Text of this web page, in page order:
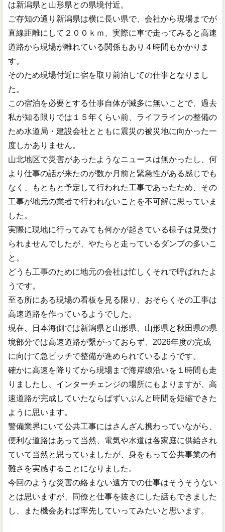
は新潟県と山形県との県境付近。
ご存知の通り新潟県は横に長い県で、会社から現場までが
直線距離にして２００ｋｍ、実際に車で走ってみると高速
道路から現場が離れている関係もあり４時間もかかりま
す。
そのため現場付近に宿を取り前泊しての仕事となりまし
た。
この宿泊を必要とする仕事自体が滅多に無いことで、過去
私が知る限りでは１５年くらい前、ライフラインの整備の
ため水道局・建設会社とともに震災の被災地に向かった一
度しかありません。
山北地区で災害があったようなニュースは無かったし、何
より仕事の話が来たのが数か月前と緊急性がある感じでも
なく、もともと予定して行われた工事であったため、その
工事が地元の業者で行われないことを不可解に思っていま
した。
実際に現地に行ってみても何かが起きている様子は見受け
られませんでしたが、やたらと走っているダンプの多いこ
と。
どうも工事のために地元の会社は忙しくそれで呼ばれたよ
うです。
至る所にある現場の看板を見る限り、おそらくその工事は
高速道路を作っているようでした。
現在、日本海側では新潟県と山形県、山形県と秋田県の県
境部分では高速道路が繋がっておらず、2026年度の完成
に向けて急ピッチで整備が進められているようです。
確かに高速を降りてから現場まで海岸線沿いを１時間も走
りましたし、インターチェンジの場所にもよりますが、高
速道路が完成していたならばずいぶんと時間を短縮できた
ように思います。
警備業界にいて公共工事にはさんざん携わっていながら、
便利な道路はあって当然、電気や水道は各家庭に供給され
ていて当然と思っていましたが、身をもって公共事業の有
難さを実感することになりました。
今回のような災害の絡まない遠方での仕事はそうそうない
とは思いますが、同僚と仕事を抜きにした話もできました
し、また機会あれば率先していってみたいと思います。